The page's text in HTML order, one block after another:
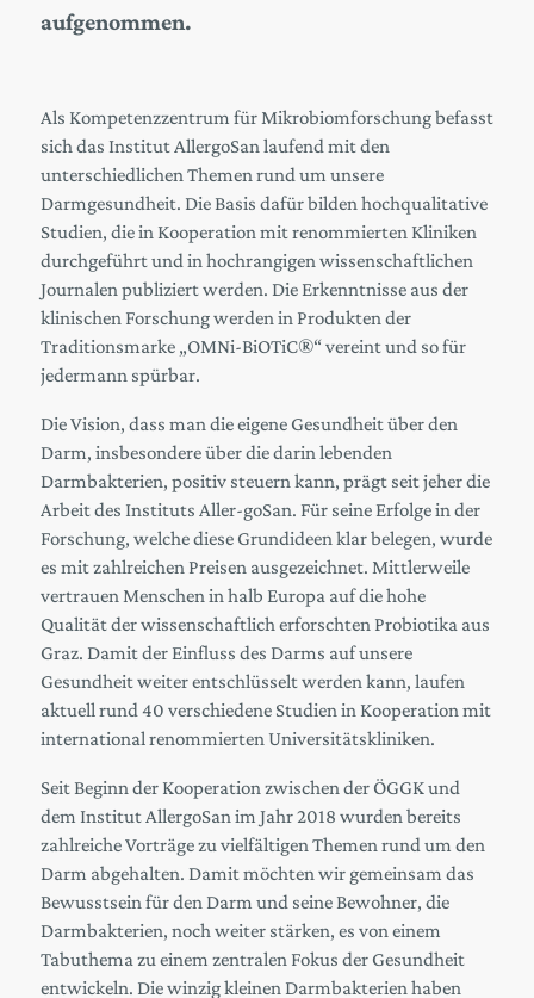
aufgenommen.
Als Kompetenzzentrum für Mikrobiomforschung befasst
sich das Institut AllergoSan laufend mit den
unterschiedlichen Themen rund um unsere
Darmgesundheit. Die Basis dafür bilden hochqualitative
Studien, die in Kooperation mit renommierten Kliniken
durchgeführt und in hochrangigen wissenschaftlichen
Journalen publiziert werden. Die Erkenntnisse aus der
klinischen Forschung werden in Produkten der
Traditionsmarke „OMNi-BiOTiC®“ vereint und so für
jedermann spürbar.
Die Vision, dass man die eigene Gesundheit über den
Darm, insbesondere über die darin lebenden
Darmbakterien, positiv steuern kann, prägt seit jeher die
Arbeit des Instituts Aller-goSan. Für seine Erfolge in der
Forschung, welche diese Grundideen klar belegen, wurde
es mit zahlreichen Preisen ausgezeichnet. Mittlerweile
vertrauen Menschen in halb Europa auf die hohe
Qualität der wissenschaftlich erforschten Probiotika aus
Graz. Damit der Einfluss des Darms auf unsere
Gesundheit weiter entschlüsselt werden kann, laufen
aktuell rund 40 verschiedene Studien in Kooperation mit
international renommierten Universitätskliniken.
Seit Beginn der Kooperation zwischen der ÖGGK und
dem Institut AllergoSan im Jahr 2018 wurden bereits
zahlreiche Vorträge zu vielfältigen Themen rund um den
Darm abgehalten. Damit möchten wir gemeinsam das
Bewusstsein für den Darm und seine Bewohner, die
Darmbakterien, noch weiter stärken, es von einem
Tabuthema zu einem zentralen Fokus der Gesundheit
entwickeln. Die winzig kleinen Darmbakterien haben